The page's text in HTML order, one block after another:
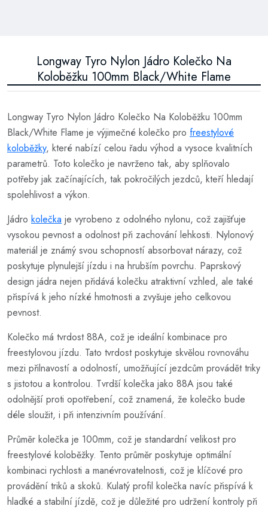
Longway Tyro Nylon Jádro Kolečko Na
Koloběžku 100mm Black/White Flame
Longway Tyro Nylon Jádro Kolečko Na Koloběžku 100mm
Black/White Flame je výjimečné kolečko pro freestylové
koloběžky, které nabízí celou řadu výhod a vysoce kvalitních
parametrů. Toto kolečko je navrženo tak, aby splňovalo
potřeby jak začínajících, tak pokročilých jezdců, kteří hledají
spolehlivost a výkon.
Jádro kolečka je vyrobeno z odolného nylonu, což zajišťuje
vysokou pevnost a odolnost při zachování lehkosti. Nylonový
materiál je známý svou schopností absorbovat nárazy, což
poskytuje plynulejší jízdu i na hrubším povrchu. Paprskový
design jádra nejen přidává kolečku atraktivní vzhled, ale také
přispívá k jeho nízké hmotnosti a zvyšuje jeho celkovou
pevnost.
Kolečko má tvrdost 88A, což je ideální kombinace pro
freestylovou jízdu. Tato tvrdost poskytuje skvělou rovnováhu
mezi přilnavostí a odolností, umožňující jezdcům provádět triky
s jistotou a kontrolou. Tvrdší kolečka jako 88A jsou také
odolnější proti opotřebení, což znamená, že kolečko bude
déle sloužit, i při intenzivním používání.
Průměr kolečka je 100mm, což je standardní velikost pro
freestylové koloběžky. Tento průměr poskytuje optimální
kombinaci rychlosti a manévrovatelnosti, což je klíčové pro
provádění triků a skoků. Kulatý profil kolečka navíc přispívá k
hladké a stabilní jízdě, což je důležité pro udržení kontroly při